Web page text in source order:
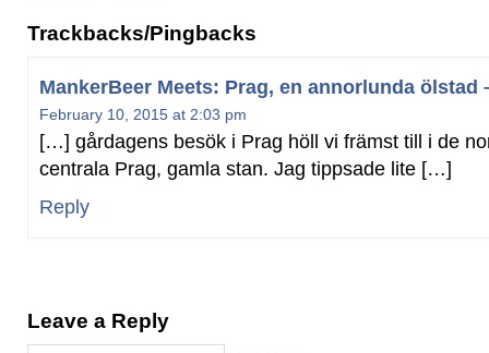
Trackbacks/Pingbacks
MankerBeer Meets: Prag, en annorlunda ölstad
February 10, 2015 at 2:03 pm
[…] gårdagens besök i Prag höll vi främst till i de
centrala Prag, gamla stan. Jag tippsade lite […]
Reply
Leave a Reply